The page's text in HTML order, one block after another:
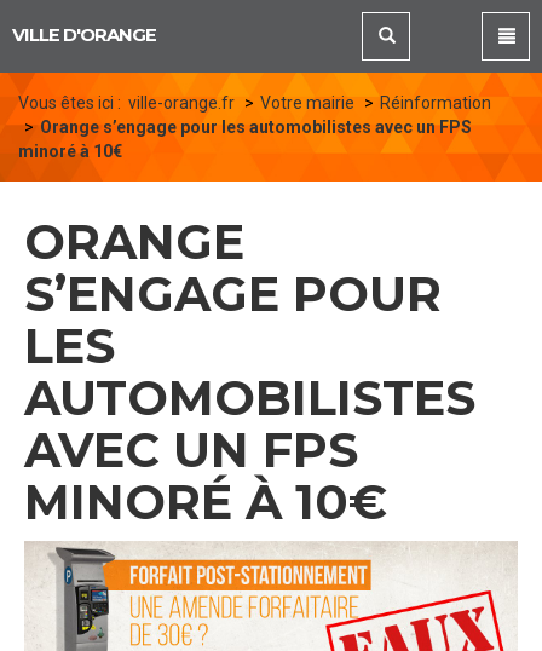
VILLE D'ORANGE
Vous êtes ici : ville-orange.fr Votre mairie
Réinformation
Orange s’engage pour les automobilistes avec un FPS
minoré à 10€
ORANGE
S’ENGAGE POUR
LES
AUTOMOBILISTES
AVEC UN FPS
MINORÉ À 10€